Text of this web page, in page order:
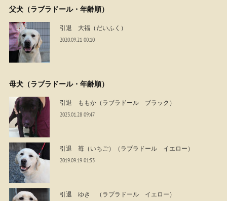
父犬（ラブラドール・年齢順）
引退 大福（だいふく）
2020.09.21 00:10
母犬（ラブラドール・年齢順）
引退 ももか（ラブラドール ブラック）
2023.01.28 09:47
引退 苺（いちご）（ラブラドール イエロー）
2019.09.19 01:53
引退 ゆき （ラブラドール イエロー）